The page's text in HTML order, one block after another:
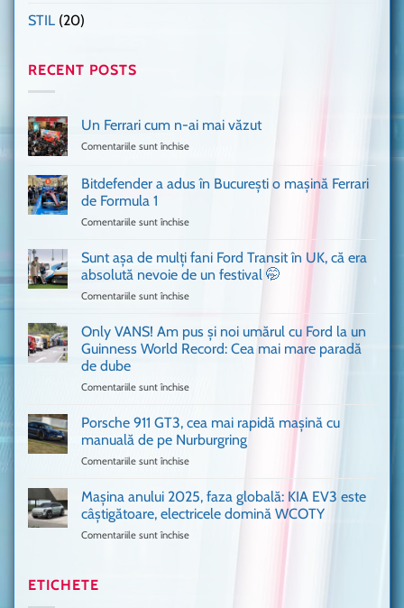
STIL (20)
RECENT POSTS
Un Ferrari cum n-ai mai văzut
Comentariile sunt închise
Ferrari
cum
văzut
Bitdefender a adus în București o mașină Ferrari
de Formula 1
Comentariile sunt închise
a
în
mașină
Ferrari
Sunt așa de mulți fani Ford Transit în UK, că era
absolută nevoie de un festival 🤭
Comentariile sunt închise
așa
mulți
în
UK,
nevoie
de
Only VANS! Am pus și noi umărul cu Ford la un
Guinness World Record: Cea mai mare paradă
de dube
Comentariile sunt închise
VANS!
Am
pus
umărul
cu
Porsche 911 GT3, cea mai rapidă mașină cu
manuală de pe Nurburgring
Comentariile sunt închise
911
GT3,
cea
Mașina anului 2025, faza globală: KIA EV3 este
câștigătoare, electricele domină WCOTY
Comentariile sunt închise
ETICHETE